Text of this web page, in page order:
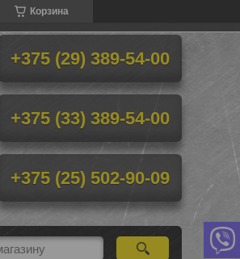
Корзина
+375 (29) 389-54-00
+375 (33) 389-54-00
+375 (25) 502-90-09